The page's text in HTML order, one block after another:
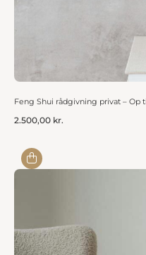
Feng Shui rådgivning privat – Op
2.500,00 kr.